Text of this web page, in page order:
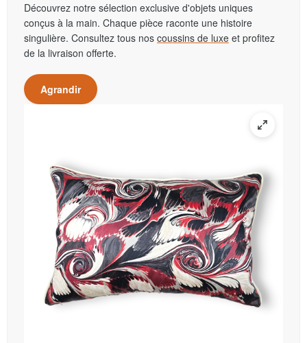
Découvrez notre sélection exclusive d'objets uniques
conçus à la main. Chaque pièce raconte une histoire
singulière. Consultez tous nos coussins de luxe et profitez
de la livraison offerte.
Agrandir